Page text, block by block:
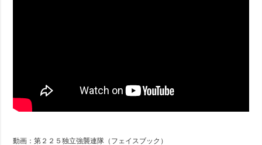
動画：第２２５独立強襲連隊（フェイスブック）